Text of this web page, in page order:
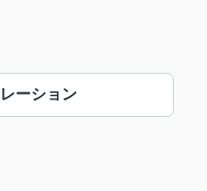
ーション